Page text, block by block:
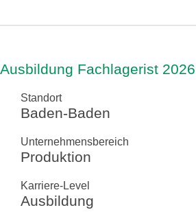
Ausbildung Fachlagerist
Standort
Baden-Baden
Unternehmensbereich
Produktion
Karriere-Level
Ausbildung